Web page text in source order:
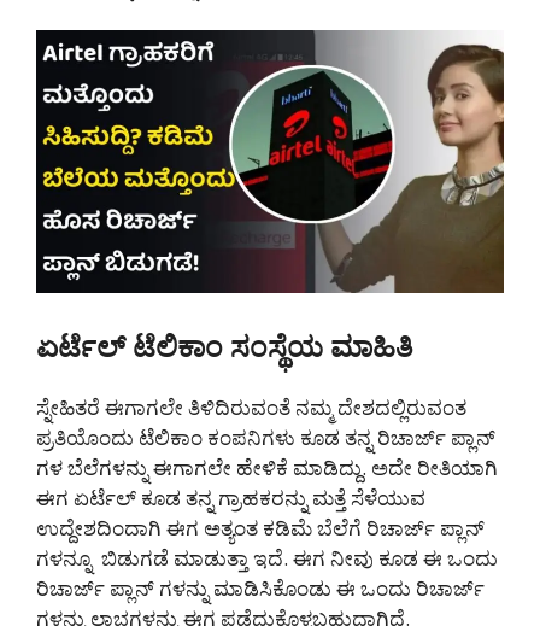
ಏರ್ಟೆಲ್ ಟೆಲಿಕಾಂ ಸಂಸ್ಥೆಯ ಮಾಹಿತಿ
ಸ್ನೇಹಿತರೆ ಈಗಾಗಲೇ ತಿಳಿದಿರುವಂತೆ ನಮ್ಮ ದೇಶದಲ್ಲಿರುವಂತ
ಪ್ರತಿಯೊಂದು ಟೆಲಿಕಾಂ ಕಂಪನಿಗಳು ಕೂಡ ತನ್ನ ರಿಚಾರ್ಜ್ ಪ್ಲಾನ್
ಗಳ ಬೆಲೆಗಳನ್ನು ಈಗಾಗಲೇ ಹೇಳಿಕೆ ಮಾಡಿದ್ದು. ಅದೇ ರೀತಿಯಾಗಿ
ಈಗ ಏರ್ಟೆಲ್ ಕೂಡ ತನ್ನ ಗ್ರಾಹಕರನ್ನು ಮತ್ತೆ ಸೆಳೆಯುವ
ಉದ್ದೇಶದಿಂದಾಗಿ ಈಗ ಅತ್ಯಂತ ಕಡಿಮೆ ಬೆಲೆಗೆ ರಿಚಾರ್ಜ್ ಪ್ಲಾನ್
ಗಳನ್ನೂ ಬಿಡುಗಡೆ ಮಾಡುತ್ತಾ ಇದೆ. ಈಗ ನೀವು ಕೂಡ ಈ ಒಂದು
ರಿಚಾರ್ಜ್ ಪ್ಲಾನ್ ಗಳನ್ನು ಮಾಡಿಸಿಕೊಂಡು ಈ ಒಂದು ರಿಚಾರ್ಜ್
ಗಳನ್ನು ಲಾಭಗಳನ್ನು ಈಗ ಪಡೆದುಕೊಳ್ಳಬಹುದಾಗಿದೆ.